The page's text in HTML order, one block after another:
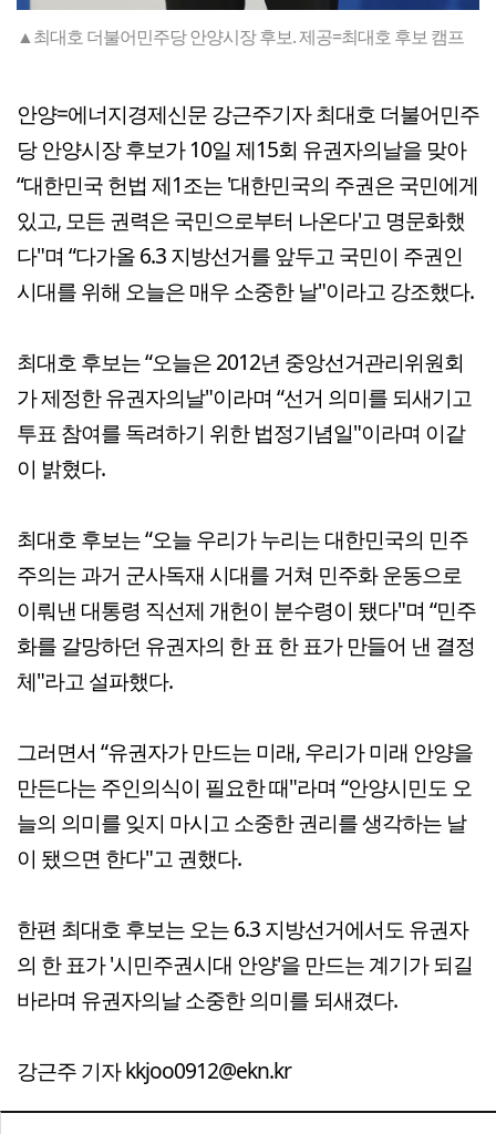
▲최대호 더불어민주당 안양시장 후보. 제공=최대호 후보 캠프
안양=에너지경제신문 강근주기자 최대호 더불어민주
당 안양시장 후보가 10일 제15회 유권자의날을 맞아
“대한민국 헌법 제1조는 '대한민국의 주권은 국민에게
있고, 모든 권력은 국민으로부터 나온다'고 명문화했
다"며 “다가올 6.3 지방선거를 앞두고 국민이 주권인
시대를 위해 오늘은 매우 소중한 날"이라고 강조했다.
최대호 후보는 “오늘은 2012년 중앙선거관리위원회
가 제정한 유권자의날"이라며 “선거 의미를 되새기고
투표 참여를 독려하기 위한 법정기념일"이라며 이같
이 밝혔다.
최대호 후보는 “오늘 우리가 누리는 대한민국의 민주
주의는 과거 군사독재 시대를 거쳐 민주화 운동으로
이뤄낸 대통령 직선제 개헌이 분수령이 됐다"며 “민주
화를 갈망하던 유권자의 한 표 한 표가 만들어 낸 결정
체"라고 설파했다.
그러면서 “유권자가 만드는 미래, 우리가 미래 안양을
만든다는 주인의식이 필요한 때"라며 “안양시민도 오
늘의 의미를 잊지 마시고 소중한 권리를 생각하는 날
이 됐으면 한다"고 권했다.
한편 최대호 후보는 오는 6.3 지방선거에서도 유권자
의 한 표가 '시민주권시대 안양'을 만드는 계기가 되길
바라며 유권자의날 소중한 의미를 되새겼다.
강근주 기자 kkjoo0912@ekn.kr